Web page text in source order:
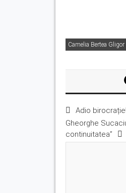
Camelia Bertea Gligor
Adio
Gheorghe
continuitatea”